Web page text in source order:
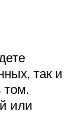
так и
том.
или